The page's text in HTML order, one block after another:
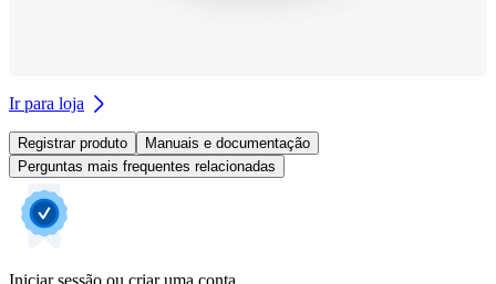
Ir para loja
Registrar produto
Manuais e documentação
Perguntas mais frequentes relacionadas